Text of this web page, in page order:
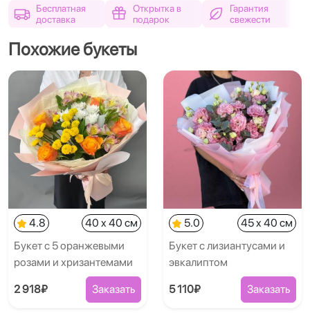
Бесплатная
доставка
Открытка в
подарок
Гарантия
свежести
Похожие букеты
4.8
40 x 40 см
Букет с 5 оранжевыми
розами и хризантемами
2 918₽ Заказать
5.0
45 x 40 см
Букет с лизиантусами и
эвкалиптом
5 110₽ Заказать